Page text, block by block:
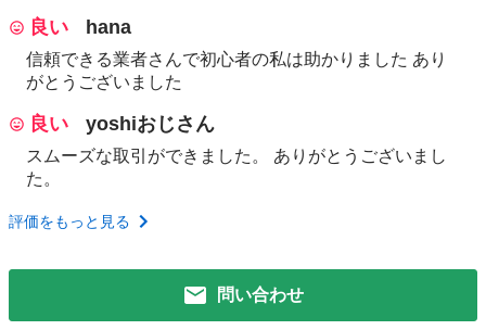
良い hana
信頼できる業者さんで初心者の私は助かりました あり
がとうございました
良い yoshiおじさん
スムーズな取引ができました。 ありがとうございまし
た。
評価をもっと見る
問い合わせ